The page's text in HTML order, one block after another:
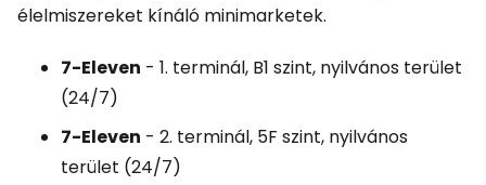
élelmiszereket kínáló minimarketek.
7-Eleven - 1. terminál, B1 szint, nyilvános terület
(24/7)
7-Eleven - 2. terminál, 5F szint, nyilvános
terület (24/7)